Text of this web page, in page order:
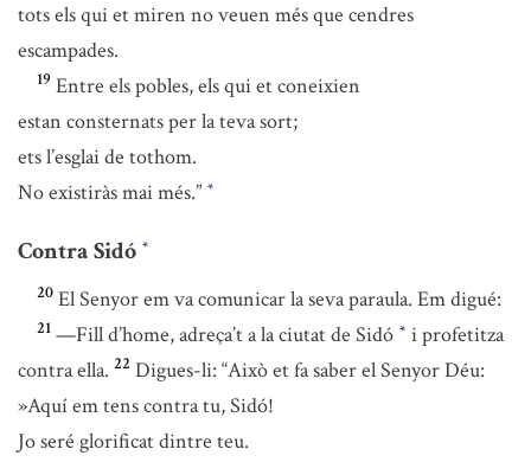
tots els qui et miren no veuen més que cendres
escampades.
19 Entre els pobles, els qui et coneixien
estan consternats per la teva sort;
ets l’esglai de tothom.
No existiràs mai més.” *
Contra Sidó *
20 El Senyor em va comunicar la seva paraula. Em digué:
21 —Fill d’home, adreça’t a la ciutat de Sidó * i profetitza
contra ella. 22 Digues-li: “Això et fa saber el Senyor Déu:
»Aquí em tens contra tu, Sidó!
Jo seré glorificat dintre teu.